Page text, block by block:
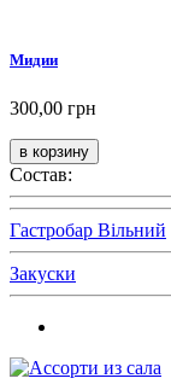
Мидии
300,00 грн
Состав:
Гастробар Вільний
Закуски